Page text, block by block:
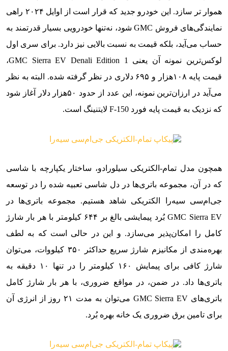
هموار تر سازد. این خودرو جدید که قرار است از اوایل ۲۰۲۴ راهی
نمایندگی‌های فروش GMC شود، نه‌تنها خودرویی بسیار قدرتمند به
حساب می‌آید، بلکه قیمت به نسبت بالایی نیز دارد. برای سری اول
لوکس‌ترین نمونه آن یعنی GMC Sierra EV Denali Edition 1،
قیمت پایه ۱۰۸هزار و ۶۹۵ دلاری در نظر گرفته شده. البته به نظر
می‌آید در ارزان‌ترین نمونه، این عدد از حدود ۵۰هزار دلار آغاز شود
که نزدیک به قیمت پایه فورد F-150 لایتنینگ است.
همچون مدل تمام-الکتریکی سیلورادو، ساختار یکپارچه با شاسی
که در آن، مجموعه باتری‌ها در دل شاسی تعبیه شده را در توسعه
جی‌ام‌سی سیه‌را الکتریکی شاهد هستیم. مجموعه باتری‌ها در
GMC Sierra EV بُرد پیمایشی بالغ بر ۶۴۴ کیلومتر با هر بار شارژ
کامل را امکان‌پذیر می‌سازد. و این در حالی است که به لطف
بهره‌مندی از مکانیزم شارژ سریع حداکثر ۳۵۰ کیلووات، می‌توان
شارژ کافی برای پیمایش ۱۶۰ کیلومتر را در تنها ۱۰ دقیقه به
باتری‌ها داد. در ضمن، در مواقع ضروری، با هر بار شارژ کامل
باتری‌های GMC Sierra EV می‌توان به مدت ۲۱ روز از انرژی آن
برای تامین برق ضروری یک خانه بهره بُرد.